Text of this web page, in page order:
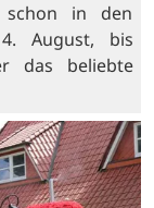
schon in den
August, bis
das beliebte